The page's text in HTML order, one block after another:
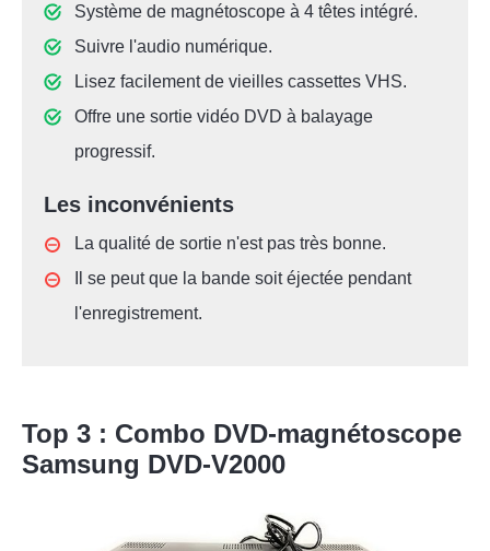
Système de magnétoscope à 4 têtes intégré.
Suivre l'audio numérique.
Lisez facilement de vieilles cassettes VHS.
Offre une sortie vidéo DVD à balayage
progressif.
Les inconvénients
La qualité de sortie n'est pas très bonne.
Il se peut que la bande soit éjectée pendant
l'enregistrement.
Top 3 : Combo DVD-magnétoscope
Samsung DVD-V2000